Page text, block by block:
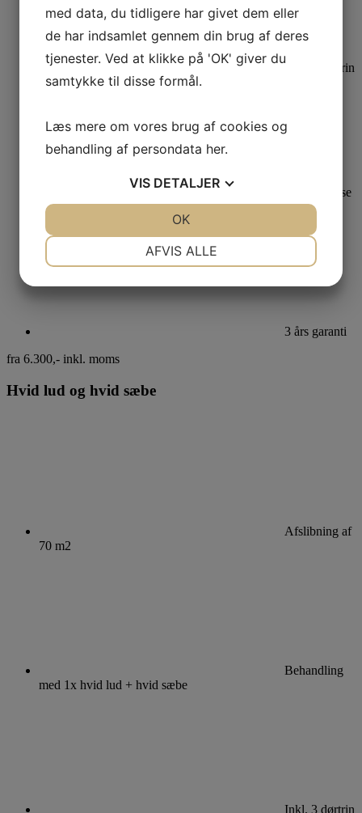
Inkl. 2 dørtrin
Bortskaffelse
af affald
3 års garanti
fra 6.300,- inkl. moms
Hvid lud og hvid sæbe
Afslibning af
70 m2
Behandling
med 1x hvid lud + hvid sæbe
Inkl. 3 dørtrin
med data, du tidligere har givet dem eller
de har indsamlet gennem din brug af deres
tjenester. Ved at klikke på 'OK' giver du
samtykke til disse formål.
Læs mere om vores brug af cookies og
behandling af persondata her.
VIS DETALJER
AFVIS ALLE
OK